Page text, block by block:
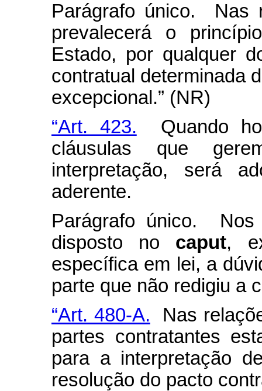
Parágrafo único. Nas
prevalecerá o
Estado, por qualquer
contratual determinada
excepcional.” (NR)
“Art. 423. Quando
cláusulas que
interpretação, será
aderente.
Parágrafo único. Nos
disposto no caput,
específica em lei, a
parte que não redigiu a
“Art. 480-A. Nas
partes contratantes
para a interpretação
resolução do pacto